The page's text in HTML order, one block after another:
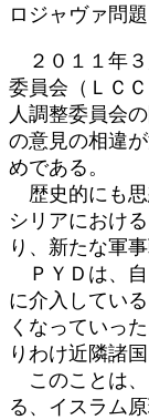
ロジャヴァ問
２０１１年３
委員会（ＬＣ
人調整委員会
の意見の相違
めである。
歴史的にも思
シリアにおけ
り、新たな軍
ＰＹＤは、自
に介入してい
くなっていっ
りわけ近隣諸
このことは、
る、イスラム